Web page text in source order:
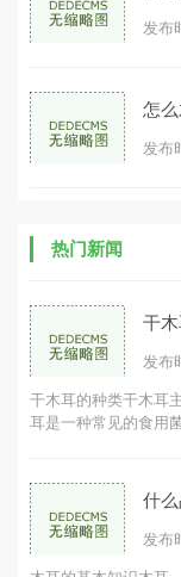
发布
怎
发布
热门新闻
干
发布
干木耳的种类干木耳
耳是一种常见的食用
什
发布